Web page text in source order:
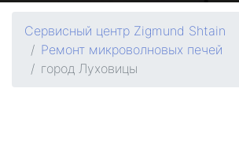
Сервисный центр Zigmund Shtain
Ремонт микроволновых печей
город Луховицы